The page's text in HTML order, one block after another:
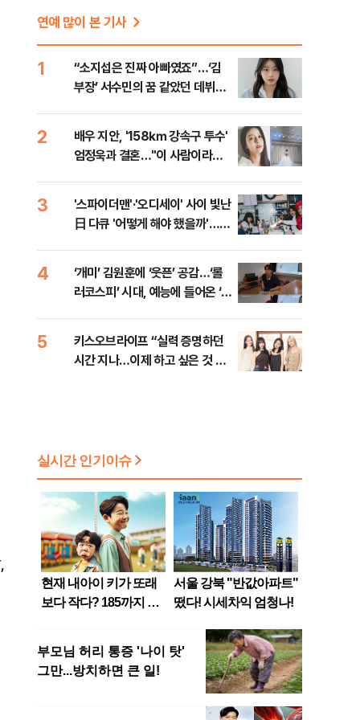
연예 많이 본 기사
1
“소지섭은 진짜 아빠였죠”…‘김
부장’ 서수민의 꿈 같았던 데뷔
2
배우 지안, '158㎞ 강속구 투수'
엄정욱과 결혼…"이 사람이라면
3
'스파이더맨'·'오디세이' 사이 빛난
日 다큐 '어떻게 해야 했을까'…관
4
‘개미’ 김원훈에 ‘웃픈’ 공감…‘롤
러코스피’ 시대, 예능에 들어온 ‘주
5
키스오브라이프 “실력 증명하던
시간 지나…이제 하고 싶은 것 할